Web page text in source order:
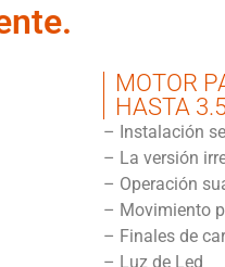
MOTOR
HASTA
– Instalación
– La versión
– Operación
– Movimiento
– Finales de
– Luz de Led